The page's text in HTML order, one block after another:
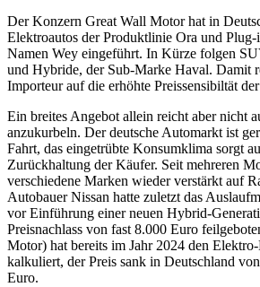
Der Konzern Great Wall Motor hat in
Elektroautos der Produktlinie Ora und
Namen Wey eingeführt. In Kürze folgen
und Hybride, der Sub-Marke Haval. Damit
Importeur auf die erhöhte Preissensibiltät
Ein breites Angebot allein reicht aber nicht
anzukurbeln. Der deutsche Automarkt ist
Fahrt, das eingetrübte Konsumklima sorgt
Zurückhaltung der Käufer. Seit mehreren
verschiedene Marken wieder verstärkt auf
Autobauer Nissan hatte zuletzt das
vor Einführung einer neuen Hybrid-
Preisnachlass von fast 8.000 Euro
Motor) hat bereits im Jahr 2024 den
kalkuliert, der Preis sank in Deutschland
Euro.